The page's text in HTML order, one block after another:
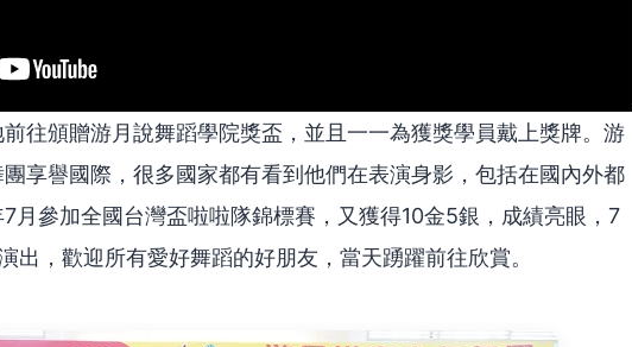
往頒贈游月說舞蹈學院獎盃，並且一一為獲獎學員戴上獎牌。游
享譽國際，很多國家都有看到他們在表演身影，包括在國內外都
月參加全國台灣盃啦啦隊錦標賽，又獲得10金5銀，成績亮眼，7
出，歡迎所有愛好舞蹈的好朋友，當天踴躍前往欣賞。